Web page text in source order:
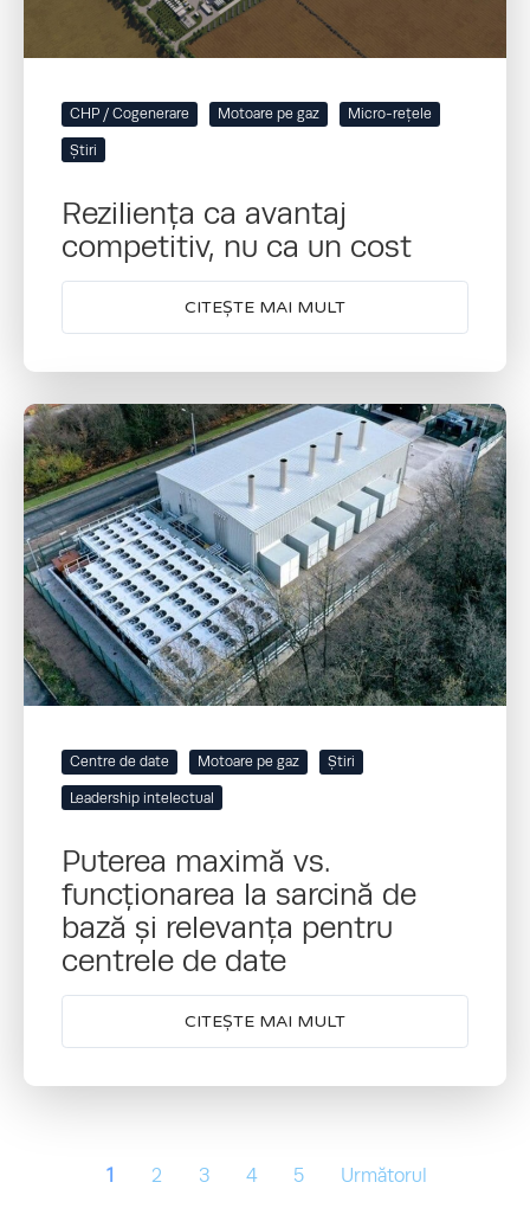
CHP / Cogenerare Motoare pe gaz Micro-rețele
Știri
Reziliența ca avantaj
competitiv, nu ca un cost
CITEȘTE MAI MULT
Centre de date Motoare pe gaz Știri
Leadership intelectual
Puterea maximă vs.
funcționarea la sarcină de
bază și relevanța pentru
centrele de date
CITEȘTE MAI MULT
1 2 3 4 5 Următorul